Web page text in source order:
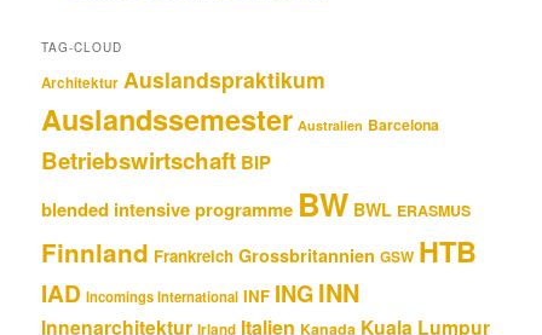
TAG-CLOUD
Architektur Auslandspraktikum
Auslandssemester Australien Barcelona
Betriebswirtschaft BIP
blended intensive programme BW BWL ERASMUS
Finnland Frankreich Grossbritannien GSW HTB
IAD Incomings International INF INGINN
Innenarchitektur Irland Italien Kanada Kuala Lumpur